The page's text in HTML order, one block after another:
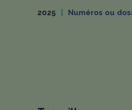
2025 Numéros ou